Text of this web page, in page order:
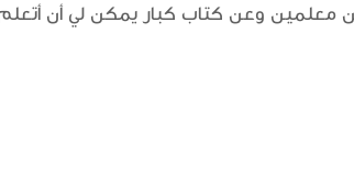
عن معلمين وعن كتاب كبار يمكن لي أن